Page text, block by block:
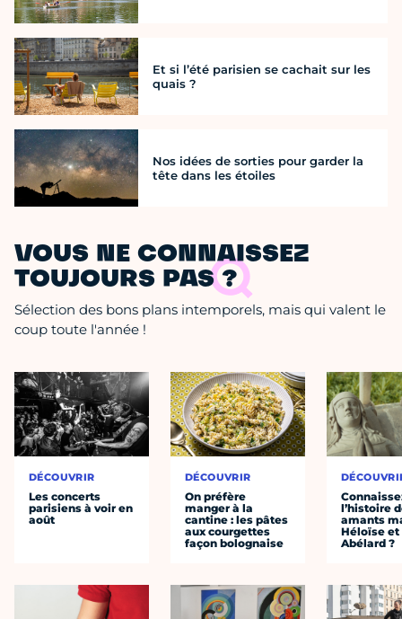
Et si l’été parisien se cachait sur les
quais ?
Nos idées de sorties pour garder la
tête dans les étoiles
VOUS NE CONNAISSEZ
TOUJOURS PAS ?
Sélection des bons plans intemporels, mais qui valent le
coup toute l'année !
DÉCOUVRIR
Les concerts
parisiens à voir en
août
DÉCOUVRIR
On préfère
manger à la
cantine : les pâtes
aux courgettes
façon bolognaise
l’histoire
amants
Héloïse et
Abélard ?